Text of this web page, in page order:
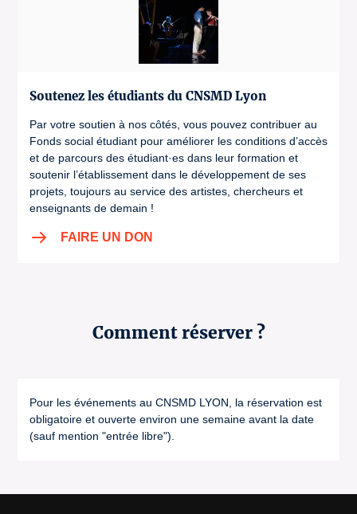
Soutenez les étudiants du CNSMD Lyon
Par votre soutien à nos côtés, vous pouvez contribuer au
Fonds social étudiant pour améliorer les conditions d’accès
et de parcours des étudiant·es dans leur formation et
soutenir l’établissement dans le développement de ses
projets, toujours au service des artistes, chercheurs et
enseignants de demain !
FAIRE UN DON
Comment réserver ?
Pour les événements au CNSMD LYON, la réservation est
obligatoire et ouverte environ une semaine avant la date
(sauf mention "entrée libre").